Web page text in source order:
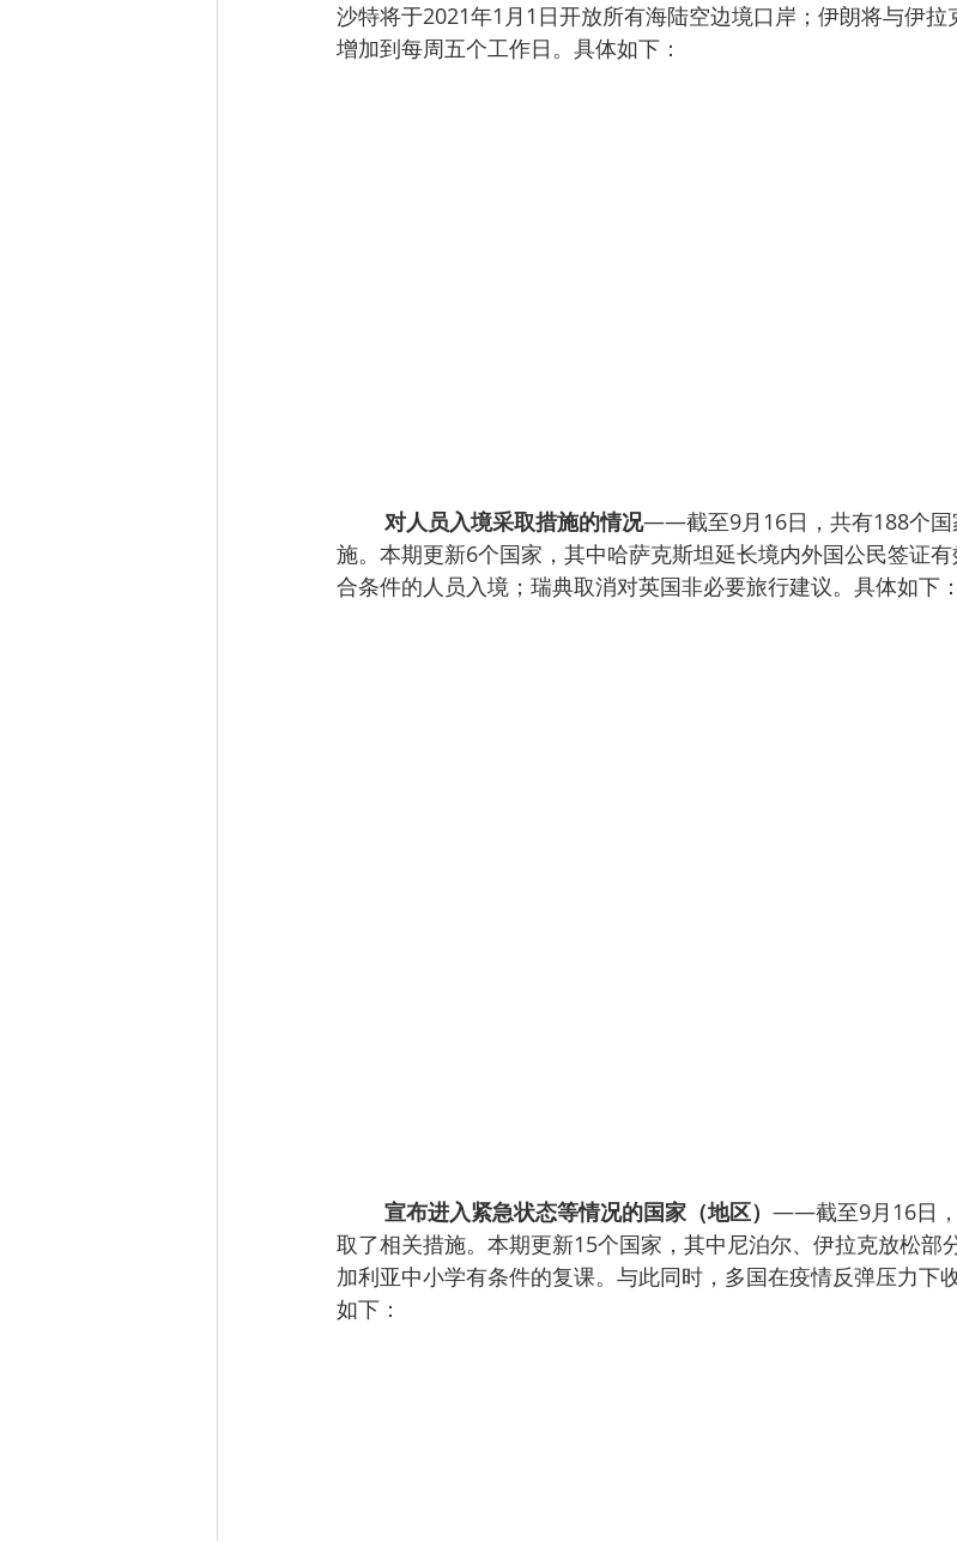
沙特将于2021年1月1日开放所有海陆空边境口岸；伊朗将与伊
增加到每周五个工作日。具体如下：
对人员入境采取措施的情况——截至9月16日，共有188个国
施。本期更新6个国家，其中哈萨克斯坦延长境内外国公民签证
合条件的人员入境；瑞典取消对英国非必要旅行建议。具体如下：
宣布进入紧急状态等情况的国家（地区） ——截至9月16日，
取了相关措施。本期更新15个国家，其中尼泊尔、伊拉克放松部
加利亚中小学有条件的复课。与此同时，多国在疫情反弹压力下
如下：